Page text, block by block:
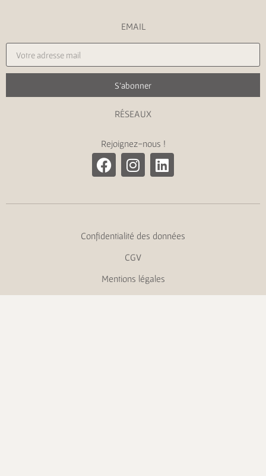
EMAIL
S'abonner
RÉSEAUX
Rejoignez-nous !
Confidentialité des données
CGV
Mentions légales